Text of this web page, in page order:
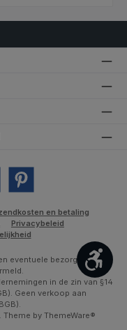
Pinterest
en betaling
Privacybeleid
eventuele bezorgkosten,
in de zin van §14
Geen verkoop aan
Theme by ThemeWare®